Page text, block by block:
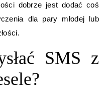
dobrze jest dodać coś
dla pary młodej lub
SMS z